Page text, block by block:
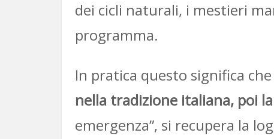
dei cicli naturali, i mestieri
programma.
In pratica questo significa che
nella tradizione italiana, poi
emergenza”, si recupera la